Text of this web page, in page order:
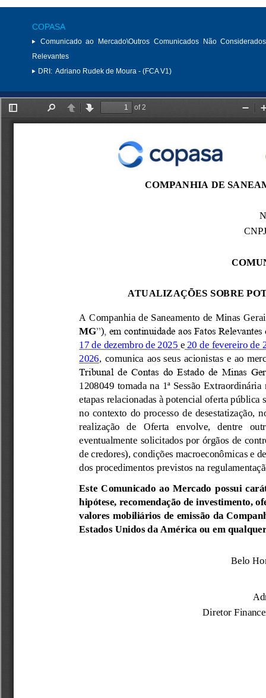
COPASA
Comunicado ao Mercado\Outros Comunicados Não
Relevantes
DRI: Adriano Rudek de Moura - (FCA V1)